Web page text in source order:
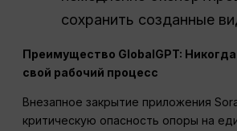
сохранить созданные
Преимущество GlobalGPT:
свой рабочий процесс
Внезапное закрытие приложения
критическую опасность опоры на